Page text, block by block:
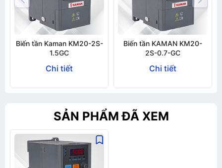
Biến tần Kaman KM20-2S-
1.5GC
Chi tiết
Biến tần KAMAN KM20-
2S-0.7-GC
Chi tiết
SẢN PHẨM ĐÃ XEM